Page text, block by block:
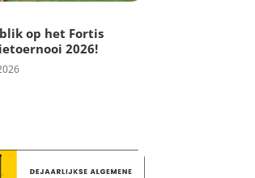
op het Fortis
2026!